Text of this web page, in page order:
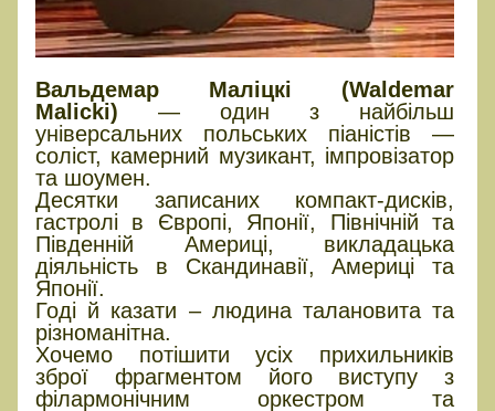
Вальдемар Маліцкі (Waldemar
Malicki) — один з найбільш
універсальних польських піаністів —
соліст, камерний музикант, імпровізатор
та шоумен.
Десятки записаних компакт-дисків,
гастролі в Європі, Японії, Північній та
Південній Америці, викладацька
діяльність в Скандинавії, Америці та
Японії.
Годі й казати – людина талановита та
різноманітна.
Хочемо потішити усіх прихильників
зброї фрагментом його виступу з
філармонічним оркестром та